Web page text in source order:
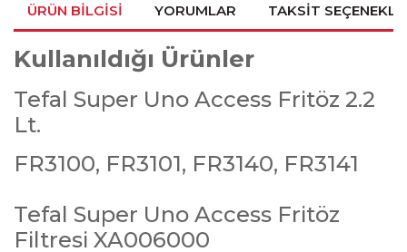
ÜRÜN BILGISI YORUMLAR TAKSIT
Kullanıldığı Ürünler
Tefal Super Uno Access Fritöz 2.2
Lt.
FR3100, FR3101, FR3140, FR3141
Tefal Super Uno Access Fritöz
Filtresi XA006000